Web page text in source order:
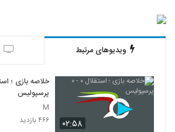
ویدیوهای مرتبط
۰۲:۵۸
پرسپولیس
M
۴۶۶ بازدید